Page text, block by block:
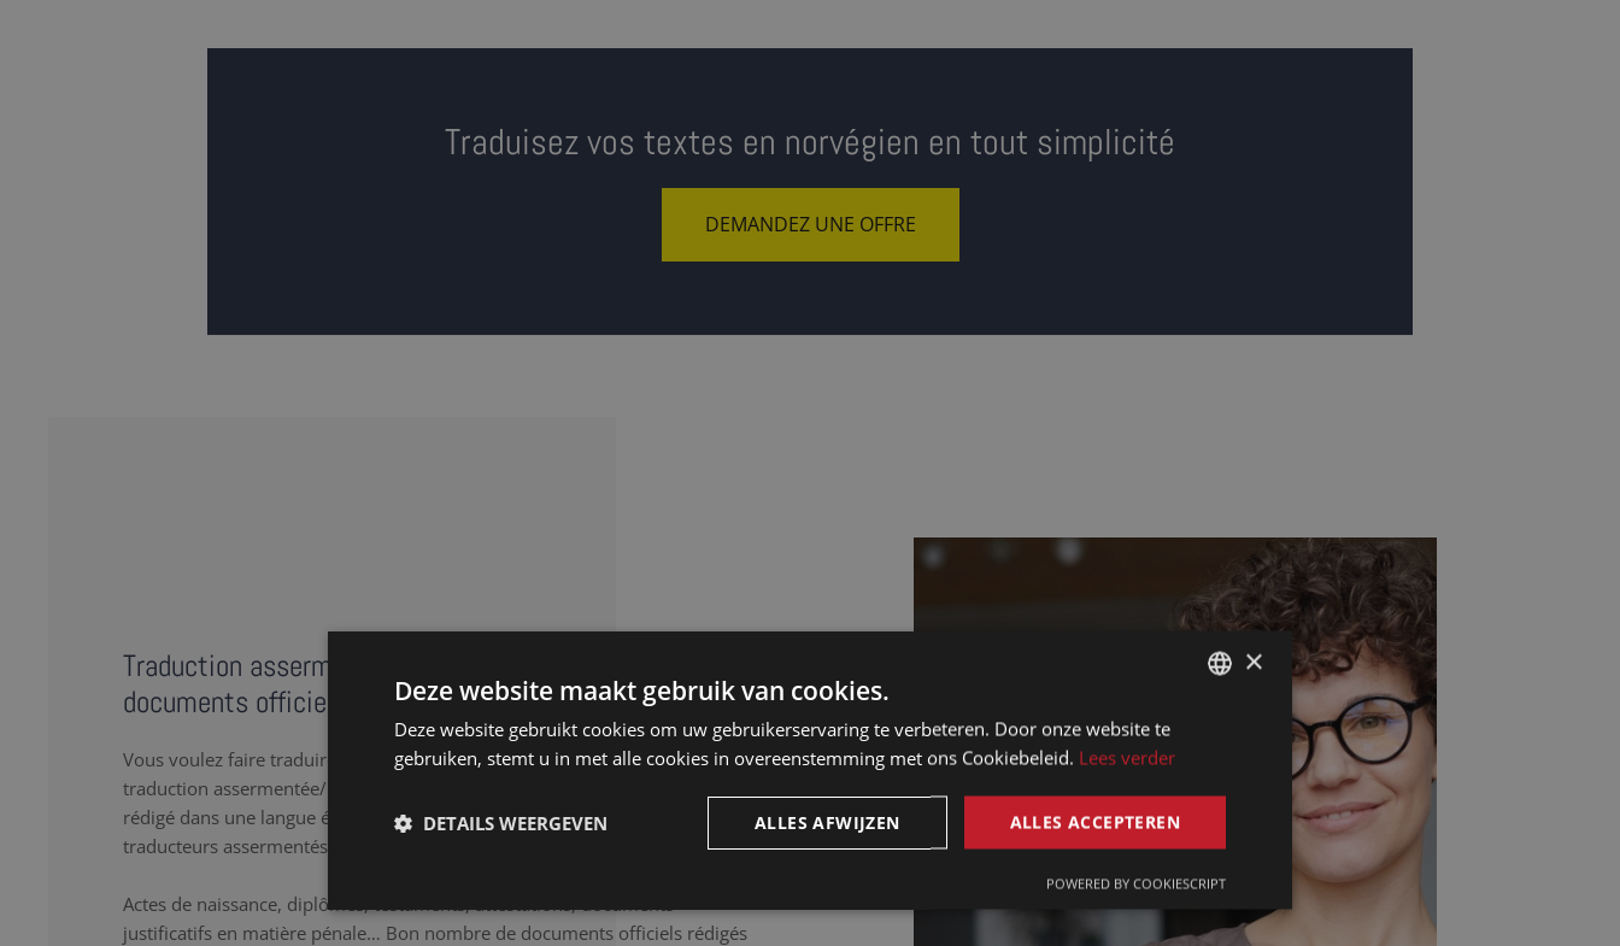
Traduisez vos textes en norvégien en tout simplicité
DEMANDEZ UNE OFFRE
Traduction assermentée en norvégien: pour tous vos
documents officiels
Vous voulez faire traduire des documents officiels en norvégien? Une
traduction assermentée/ jurée confère une force juridique à un document
rédigé dans une langue étrangère. Presence travaille avec une équipe fixe de
traducteurs assermentés/ jurés agréés.
Actes de naissance, diplômes, testaments, attestations, documents
justificatifs en matière pénale… Bon nombre de documents officiels rédigés
FRENCH
ENGLISH
×
Deze website maakt gebruik van cookies.
Deze website gebruikt cookies om uw gebruikerservaring te verbeteren. Door onze website te
gebruiken, stemt u in met alle cookies in overeenstemming met ons Cookiebeleid. Lees verder
ALLES ACCEPTEREN
ALLES AFWIJZEN
DETAILS WEERGEVEN
POWERED BY COOKIESCRIPT